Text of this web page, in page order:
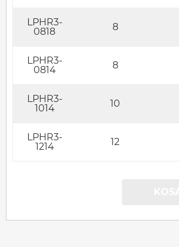
LPHR3-
0818
8
LPHR3-
0814
8
LPHR3-
1014
10
LPHR3-
1214
12